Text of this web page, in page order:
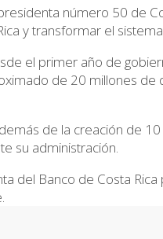
número 50 de
y transformar el
el primer año de
de 20 millones de
de la creación de
su administración.
del Banco de Costa Rica